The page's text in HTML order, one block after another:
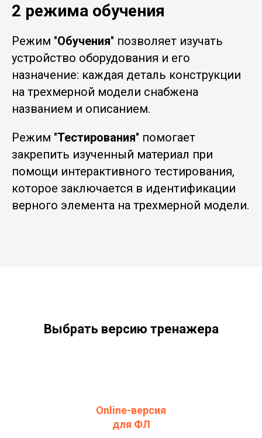
2 режима обучения
Режим "Обучения" позволяет изучать
устройство оборудования и его
назначение: каждая деталь конструкции
на трехмерной модели снабжена
названием и описанием.
Режим "Тестирования" помогает
закрепить изученный материал при
помощи интерактивного тестирования,
которое заключается в идентификации
верного элемента на трехмерной модели.
Выбрать версию тренажера
Online-версия
для ФЛ